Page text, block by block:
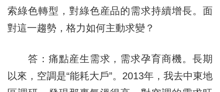
索綠色轉型，對綠色産品的需求持續增長。面
對這一趨勢，格力如何主動求變？
答：痛點産生需求，需求孕育商機。長期
以來，空調是“能耗大戶”。2013年，我去中東地